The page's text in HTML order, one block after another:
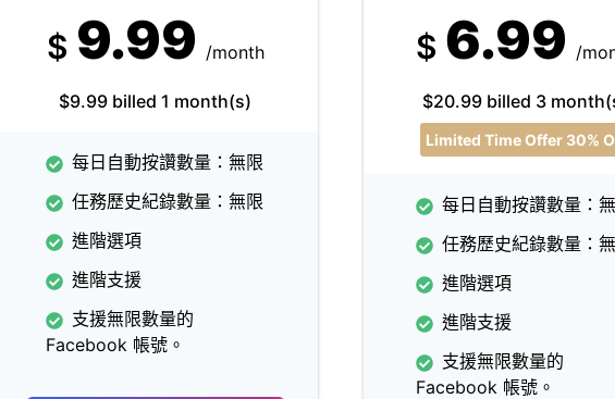
$ 9.99 /month
$9.99 billed 1 month(s)
每日自動按讚數量：無限
任務歷史紀錄數量：無限
進階選項
進階支援
支援無限數量的
Facebook 帳號。
$ 6.99 /
$20.99 billed 3
Limited Time Offer 30%
每日自動按讚數量：
任務歷史紀錄數量：
進階選項
進階支援
支援無限數量的
Facebook 帳號。